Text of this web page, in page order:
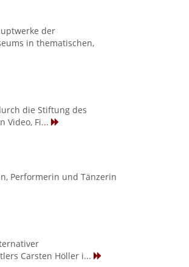
der
in thematischen,
die Stiftung des
Video, Fi...
Performerin und Tänzerin
Carsten Höller i...